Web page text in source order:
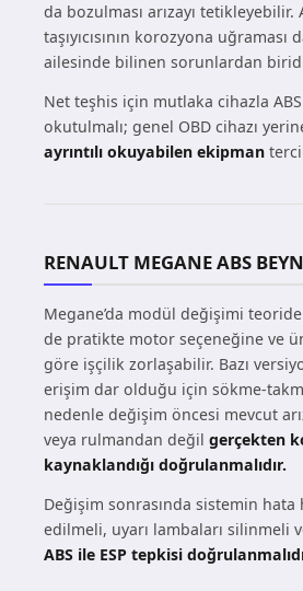
da bozulması arızayı
taşıyıcısının korozyona uğraması
ailesinde bilinen sorunlardan
Net teşhis için mutlaka cihazla
okutulmalı; genel OBD cihazı
ayrıntılı okuyabilen ekipman
RENAULT MEGANE ABS
Megane’da modül değişimi
de pratikte motor seçeneğine ve
göre işçilik zorlaşabilir. Bazı
erişim dar olduğu için sökme-
nedenle değişim öncesi mevcut
veya rulmandan değil gerçekten
kaynaklandığı doğrulanmalıdır.
Değişim sonrasında sistemin hata
edilmeli, uyarı lambaları silinmeli
ABS ile ESP tepkisi